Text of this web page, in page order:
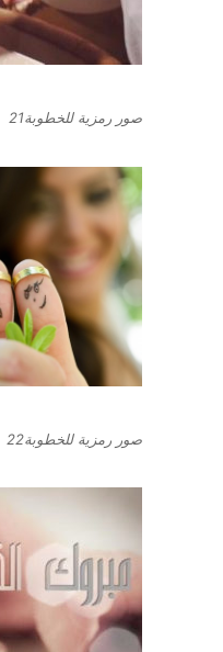
صور رمزية للخطوبة21
صور رمزية للخطوبة22